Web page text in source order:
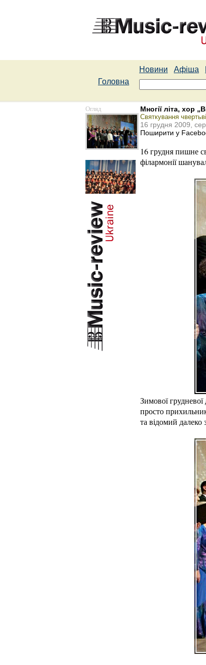
Новини Афіша
Головна
Огляд Многії літа, хор
Святкування
16 грудня 2009,
Поширити у
16 грудня пишне
філармонії
Зимової
просто
та відомий